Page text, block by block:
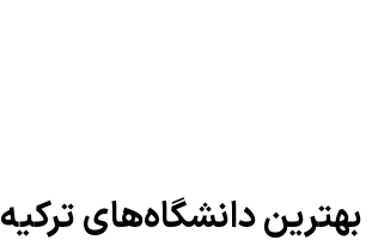
بهترین دانشگاه‌های ترکیه